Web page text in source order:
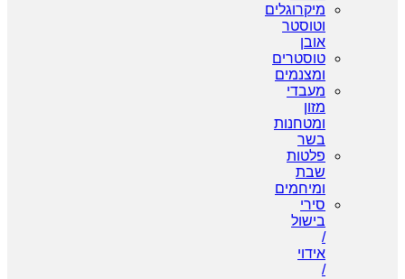
מיקרוגלים
וטוסטר
אובן
טוסטרים
ומצנמים
מעבדי
מזון
ומטחנות
בשר
פלטות
שבת
ומיחמים
סירי
בישול
/
אידוי
/